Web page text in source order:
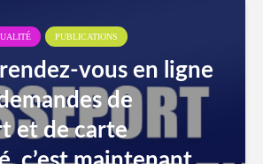
PUBLICATIONS
vous en ligne
de
et de carte